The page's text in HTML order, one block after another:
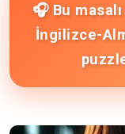
🎧 Bu
İngilizce-